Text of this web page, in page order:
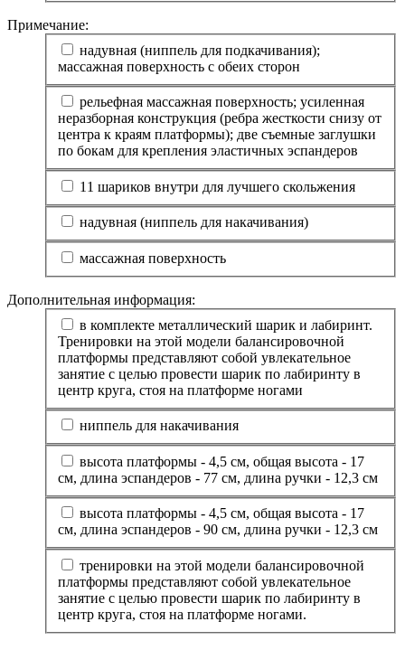
Примечание:
надувная (ниппель для подкачивания);
массажная поверхность с обеих сторон
рельефная массажная поверхность; усиленная
неразборная конструкция (ребра жесткости снизу от
центра к краям платформы); две съемные заглушки
по бокам для крепления эластичных эспандеров
11 шариков внутри для лучшего скольжения
надувная (ниппель для накачивания)
массажная поверхность
Дополнительная информация:
в комплекте металлический шарик и лабиринт.
Тренировки на этой модели балансировочной
платформы представляют собой увлекательное
занятие с целью провести шарик по лабиринту в
центр круга, стоя на платформе ногами
ниппель для накачивания
высота платформы - 4,5 см, общая высота - 17
см, длина эспандеров - 77 см, длина ручки - 12,3 см
высота платформы - 4,5 см, общая высота - 17
см, длина эспандеров - 90 см, длина ручки - 12,3 см
тренировки на этой модели балансировочной
платформы представляют собой увлекательное
занятие с целью провести шарик по лабиринту в
центр круга, стоя на платформе ногами.